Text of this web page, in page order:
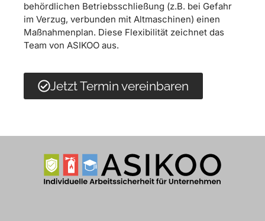
behördlichen Betriebsschließung (z.B. bei Gefahr
im Verzug, verbunden mit Altmaschinen) einen
Maßnahmenplan. Diese Flexibilität zeichnet das
Team von ASIKOO aus.
Jetzt Termin vereinbaren